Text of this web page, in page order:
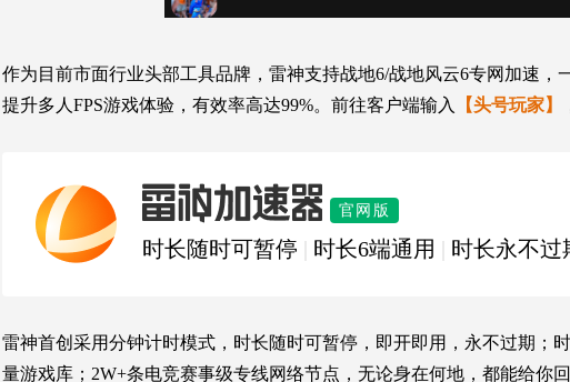
作为目前市面行业头部工具品牌，雷神支持战地6/战地风云6专网加速，
提升多人FPS游戏体验，有效率高达99%。前往客户端输入
【头号玩家】
雷神加速器 官网版
时长随时可暂停 时长6端通用 时长永不过
雷神首创采用分钟计时模式，时长随时可暂停，即开即用，永不过期；
量游戏库；2W+条电竞赛事级专线网络节点，无论身在何地，都能给你